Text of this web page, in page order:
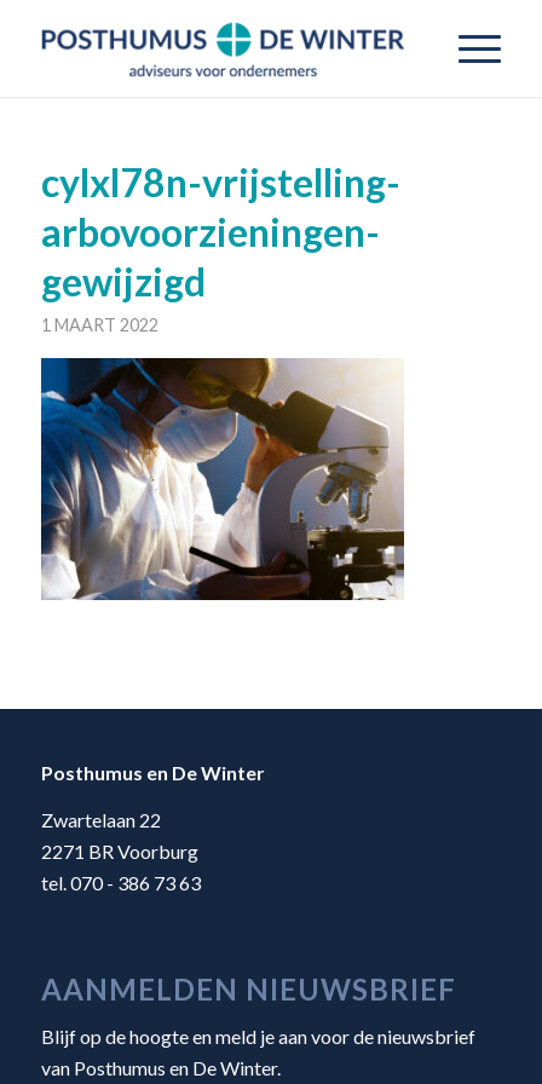
cylxl78n-vrijstelling-
arbovoorzieningen-
gewijzigd
1 MAART 2022
Posthumus en De Winter
Zwartelaan 22
2271 BR Voorburg
tel. 070 - 386 73 63
AANMELDEN NIEUWSBRIEF
Blijf op de hoogte en meld je aan voor de nieuwsbrief
van Posthumus en De Winter.